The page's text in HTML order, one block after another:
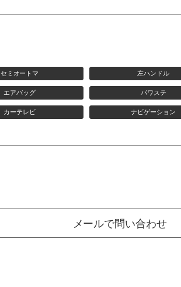
セミオートマ 左ハンドル
エアバッグ パワステ
カーテレビ ナビゲーション
メールで問い合わせ